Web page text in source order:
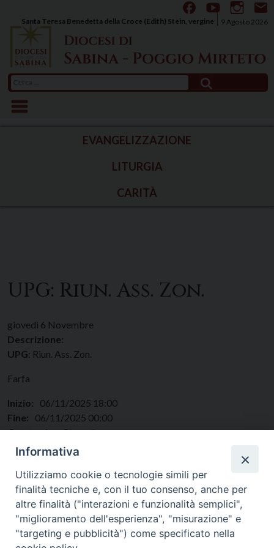
content
9 Agosto 2026
Santa Teresa Benedetta della Croce (Edith) Stein, vergine
per:
EVANGELIZZAZIONE
LITURGIA
CARITÀ
UPG: Riun. Ass. Zon.
giovedì 6 Novembre
Descrizione:
UPG: Riun. Ass. Zon.
Farfa
Inizio:
06/11/2025 18:00
Fine:
06/11/2025 00:00
Categorie: Giovani
Regione: Lazio
Informativa
Utilizziamo cookie o tecnologie simili per
finalità tecniche e, con il tuo consenso, anche per
altre finalità ("interazioni e funzionalità semplici",
"miglioramento dell'esperienza", "misurazione" e
"targeting e pubblicità") come specificato nella